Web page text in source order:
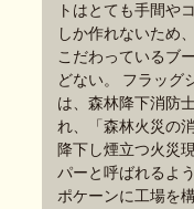
トはとても手間や
しか作れないため
こだわっているブ
どない。 フラッグ
は、森林降下消防
れ、「森林火災の
降下し煙立つ火災
パーと呼ばれるよ
ポケーンに工場を